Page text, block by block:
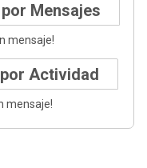
Mensajes
mensaje!
Actividad
mensaje!